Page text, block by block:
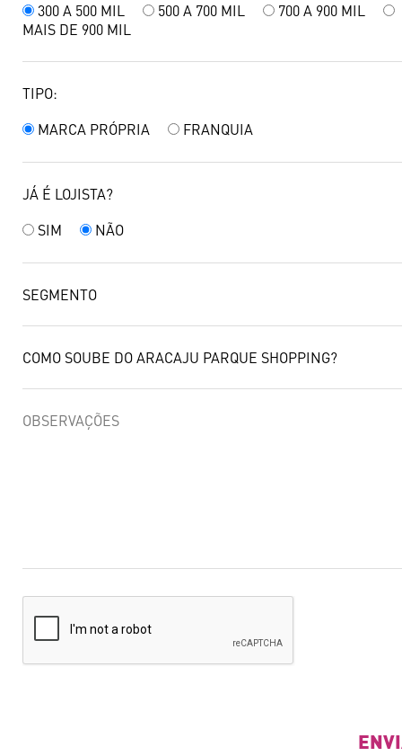
300 A 500 MIL
500 A 700 MIL
700 A 900 MIL
MAIS DE 900 MIL
TIPO:
MARCA PRÓPRIA
FRANQUIA
JÁ É LOJISTA?
SIM
NÃO